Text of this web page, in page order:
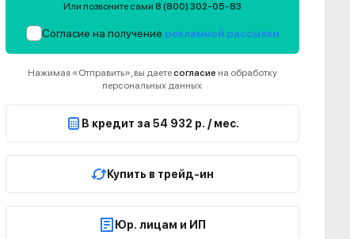
Или позвоните сами 8 (800) 302-05-83
Согласие на получение рекламной рассылки
Нажимая «Отправить», вы даетесогласие на обработку
персональных данных
В кредит за 54 932 р. / мес.
Купить в трейд-ин
Юр. лицам и ИП